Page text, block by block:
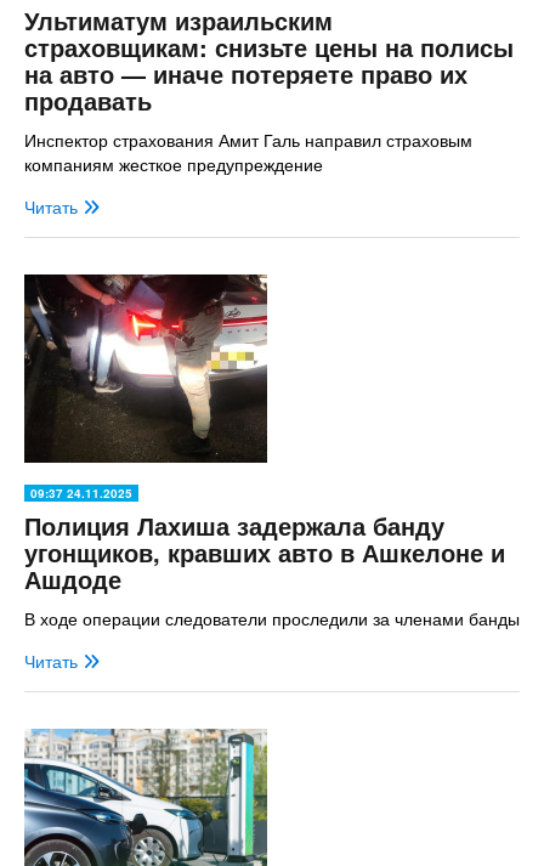
Ультиматум израильским
страховщикам: снизьте цены на полисы
на авто — иначе потеряете право их
продавать
Инспектор страхования Амит Галь направил страховым
компаниям жесткое предупреждение
Читать
09:37 24.11.2025
Полиция Лахиша задержала банду
угонщиков, кравших авто в Ашкелоне и
Ашдоде
В ходе операции следователи проследили за членами банды
Читать